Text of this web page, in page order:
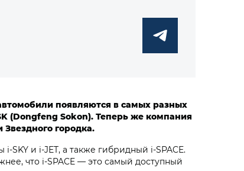
появляются в самых разных
(Dongfeng Sokon). Теперь же компания
городка.
и i‑JET, а также гибридный i‑SPACE.
что i‑SPACE — это самый доступный